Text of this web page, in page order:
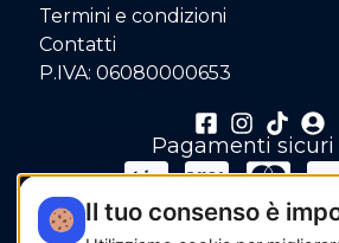
Termini e condizioni
Contatti
P.IVA: 06080000653
Pagamenti sicuri
Il tuo consenso è